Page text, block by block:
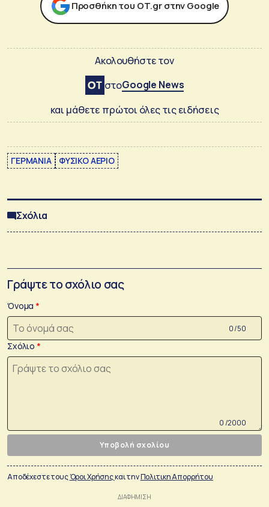
Προσθήκη του ΟΤ.gr στην Google
Ακολουθήστε τον
στοGoogle News
και μάθετε πρώτοι όλες τις ειδήσεις
ΓΕΡΜΑΝΙΑ ΦΥΣΙΚΟ ΑΕΡΙΟ
Σχόλια
Γράψτε το σχόλιο σας
Όνομα
0 /50
Σχόλιο
0 /2000
Υποβολή σχολίου
Αποδέχεστε τουςΌροι Χρήσηςκαι τηνΠολιτικη Απορρήτου